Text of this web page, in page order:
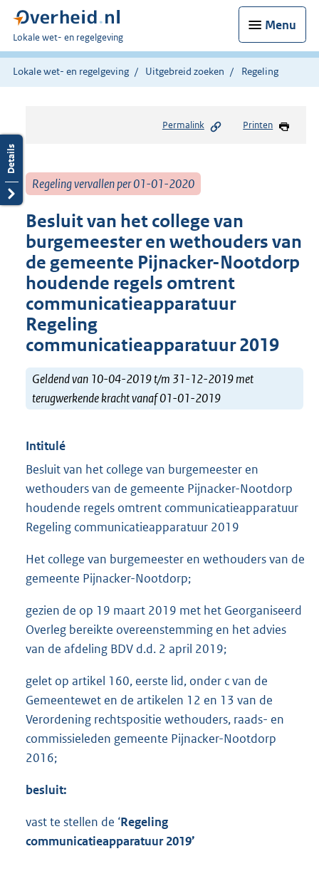
Menu
U
bent
hier:
Lokale wet- en regelgeving
Lokale wet- en regelgeving Uitgebreid zoeken Regeling
Permalink Printen
Regeling vervallen per 01-01-2020
Besluit van het college van
burgemeester en wethouders van
de gemeente Pijnacker-Nootdorp
houdende regels omtrent
communicatieapparatuur
Regeling
communicatieapparatuur 2019
Geldend van 10-04-2019 t/m 31-12-2019 met
terugwerkende kracht vanaf 01-01-2019
Intitulé
Besluit van het college van burgemeester en
wethouders van de gemeente Pijnacker-Nootdorp
houdende regels omtrent communicatieapparatuur
Regeling communicatieapparatuur 2019
Het college van burgemeester en wethouders van de
gemeente Pijnacker-Nootdorp;
gezien de op 19 maart 2019 met het Georganiseerd
Overleg bereikte overeenstemming en het advies
van de afdeling BDV d.d. 2 april 2019;
gelet op artikel 160, eerste lid, onder c van de
Gemeentewet en de artikelen 12 en 13 van de
Verordening rechtspositie wethouders, raads- en
commissieleden gemeente Pijnacker-Nootdorp
2016;
besluit:
vast te stellen de ‘Regeling
communicatieapparatuur 2019’